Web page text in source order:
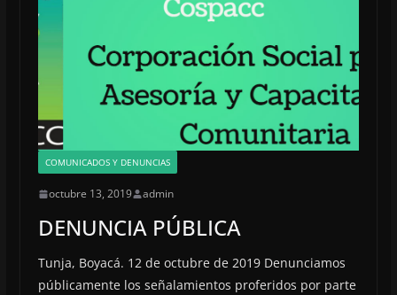
COMUNICADOS Y DENUNCIAS
octubre 13, 2019 admin
DENUNCIA PÚBLICA
Tunja, Boyacá. 12 de octubre de 2019 Denunciamos
públicamente los señalamientos proferidos por parte